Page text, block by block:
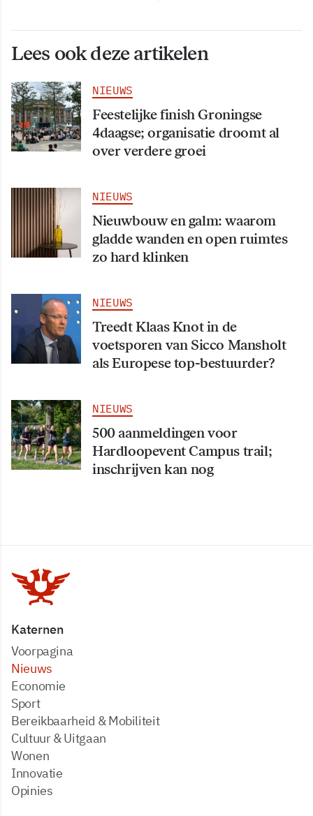
Lees ook deze artikelen
NIEUWS
Feestelijke finish Groningse
4daagse; organisatie droomt al
over verdere groei
NIEUWS
Nieuwbouw en galm: waarom
gladde wanden en open ruimtes
zo hard klinken
NIEUWS
Treedt Klaas Knot in de
voetsporen van Sicco Mansholt
als Europese top-bestuurder?
NIEUWS
500 aanmeldingen voor
Hardloopevent Campus trail;
inschrijven kan nog
Katernen
Voorpagina
Nieuws
Economie
Sport
Bereikbaarheid & Mobiliteit
Cultuur & Uitgaan
Wonen
Innovatie
Opinies